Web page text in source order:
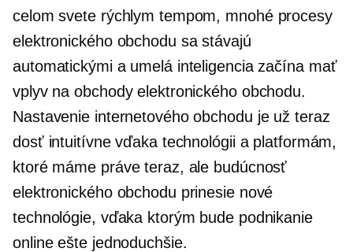
celom svete rýchlym tempom, mnohé procesy
elektronického obchodu sa stávajú
automatickými a umelá inteligencia začína mať
vplyv na obchody elektronického obchodu.
Nastavenie internetového obchodu je už teraz
dosť intuitívne vďaka technológii a platformám,
ktoré máme práve teraz, ale budúcnosť
elektronického obchodu prinesie nové
technológie, vďaka ktorým bude podnikanie
online ešte jednoduchšie.